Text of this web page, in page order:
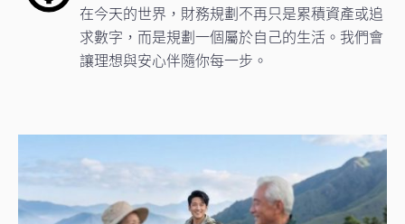
在今天的世界，財務規劃不再只是累積資產或追
求數字，而是規劃一個屬於自己的生活。我們會
讓理想與安心伴隨你每一步。